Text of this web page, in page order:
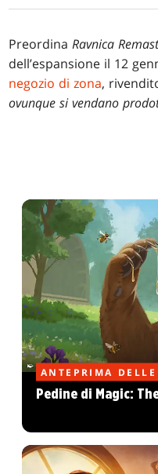
PreordinaRavnica
dell’espansione il 12
negozio di zona,
ovunque si vendano
ANTEPRIMA DELLE
Pedine di Magic: